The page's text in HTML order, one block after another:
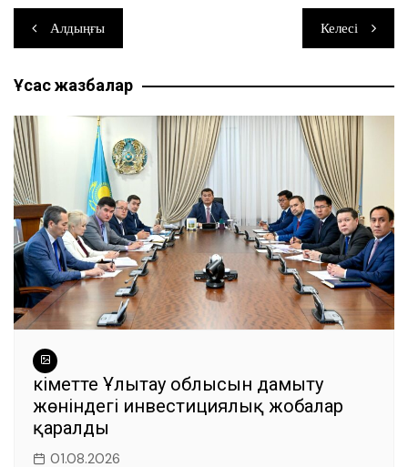
c
e
b
tt
er
ai
l
A
p
p
a
m
n
g
er
ра
ви
ть
Навигация
по
записям
Алдыңғы Келесі
Ұқсас жазбалар
Үкіметте Ұлытау облысын дамыту
жөніндегі инвестициялық жобалар
қаралды
01.08.2026